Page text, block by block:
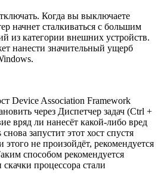
Когда вы выключаете
начнет сталкиваться с большим
из категории внешних устройств.
нанести значительный ущерб
Device Association Framework
через Диспетчер задач (Ctrl +
вряд ли нанесёт какой-либо вред
запустит этот хост спустя
этого не произойдёт, рекомендуется
способом рекомендуется
скачки процессора стали